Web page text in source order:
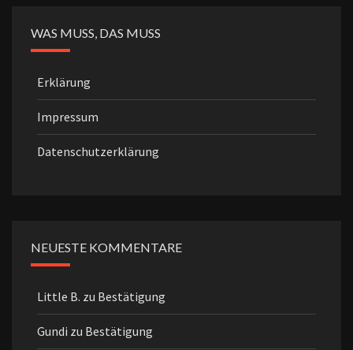
WAS MUSS, DAS MUSS
Erklärung
Impressum
Datenschutzerklärung
NEUESTE KOMMENTARE
Little B. zu Bestätigung
Gundi zu Bestätigung